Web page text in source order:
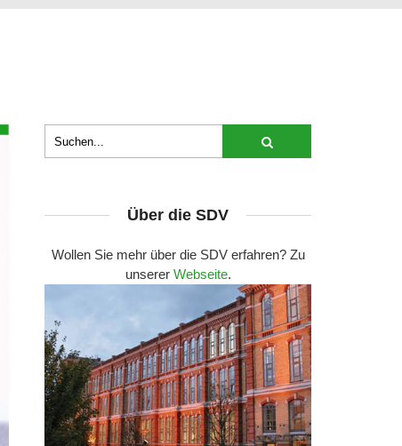
Über die SDV
Wollen Sie mehr über die SDV erfahren? Zu
unserer Webseite.